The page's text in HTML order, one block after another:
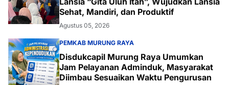
Sehat, Mandiri, dan Produktif
Agustus 05, 2026
PEMKAB MURUNG RAYA
Disdukcapil Murung Raya Umumkan
Jam Pelayanan Adminduk, Masyarakat
Diimbau Sesuaikan Waktu Pengurusan